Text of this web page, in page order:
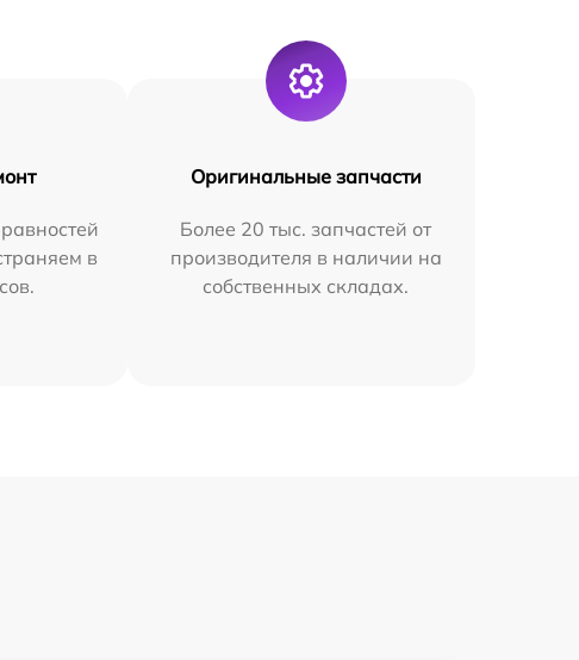
в
Оригинальные запчасти
Более 20 тыс. запчастей от
производителя в наличии на
собственных складах.